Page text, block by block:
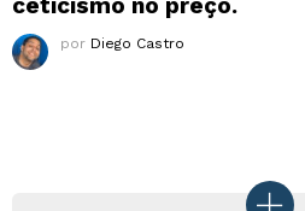
por Diego Castro